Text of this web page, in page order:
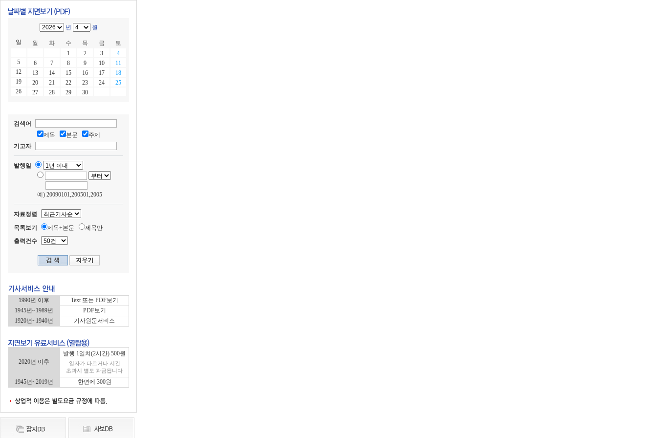
년 월
일 월 화 수 목 금
토
1
2 3
4
5
6 7 8 9 10
11
12
13 14 15 16 17
18
19
20 21 22 23 24
25
26
27 28 29 30
검색어
제목
본문
주제
기고자
발행일
예) 20090101,200501,2005
자료정렬
목록보기
제목+본문
제목만
출력건수
1990년 이후
Text 또는 PDF보기
1945년~1989년
PDF보기
1920년~1940년
기사원문서비스
2020년 이후
발행 1일치(2시간) 500원
일자가 다르거나 시간
초과시 별도 과금됩니다
1945년~2019년 한면에 300원